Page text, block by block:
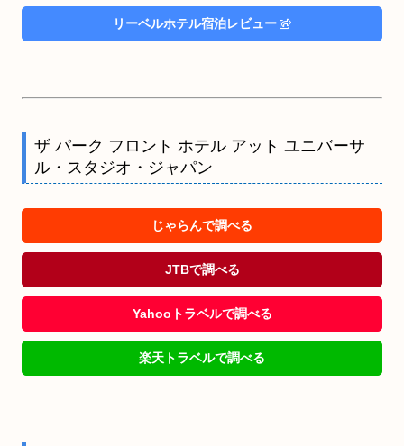
リーベルホテル宿泊レビュー
ザ パーク フロント ホテル アット ユニバーサ
ル・スタジオ・ジャパン
じゃらんで調べる
JTBで調べる
Yahooトラベルで調べる
楽天トラベルで調べる